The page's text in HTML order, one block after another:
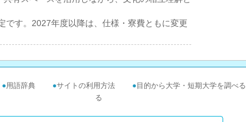
です。2027年度以降は、仕様・寮費ともに変更
●用語辞典 ●サイトの利用方法 ●目的から大学・短期大学を調べる
る